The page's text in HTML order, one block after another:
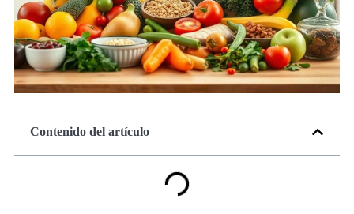
Contenido del artículo